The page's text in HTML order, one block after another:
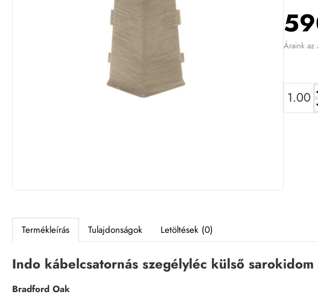
Áraink az
Termékleírás Tulajdonságok Letöltések (0)
Indo kábelcsatornás szegélyléc külső sarokidom
Bradford Oak